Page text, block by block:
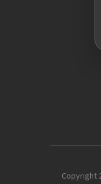
Copyright